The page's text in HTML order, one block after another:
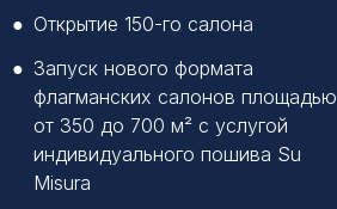
● Запуск нового формата
флагманских салонов площадью
от 350 до 700 м² с услугой
индивидуального пошива Su
Misura
● Открытие 150-го салона